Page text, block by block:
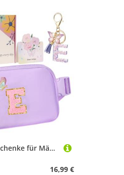
ONETOALL Geschenke für Mädchen 10 11 12 Jahre, Bauchtasche Kinder mit Buchstaben, Verstellbare Sling Bag Damen, Teenager Personalisierte Geschenkidee für Geburtstag Kindertag
16,99 €